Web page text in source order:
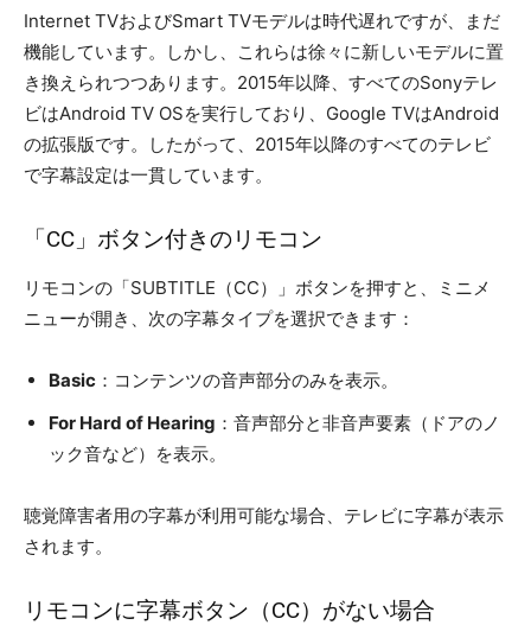
Internet TVおよびSmart TVモデルは時代遅れですが、まだ
機能しています。しかし、これらは徐々に新しいモデルに置
き換えられつつあります。2015年以降、すべてのSonyテレ
ビはAndroid TV OSを実行しており、Google TVはAndroid
の拡張版です。したがって、2015年以降のすべてのテレビ
で字幕設定は一貫しています。
「CC」ボタン付きのリモコン
リモコンの「SUBTITLE（CC）」ボタンを押すと、ミニメ
ニューが開き、次の字幕タイプを選択できます：
Basic ：コンテンツの音声部分のみを表示。
For Hard of Hearing ：音声部分と非音声要素（ドアのノ
ック音など）を表示。
聴覚障害者用の字幕が利用可能な場合、テレビに字幕が表示
されます。
リモコンに字幕ボタン（CC）がない場合